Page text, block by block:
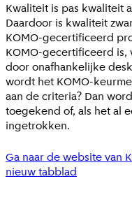
Kwaliteit is pas kwaliteit
Daardoor is kwaliteit
KOMO-gecertificeerd
KOMO-gecertificeerd
door onafhankelijke
wordt het KOMO-
aan de criteria? Dan
toegekend of, als het al
ingetrokken.
Ga naar de website van
nieuw tabblad